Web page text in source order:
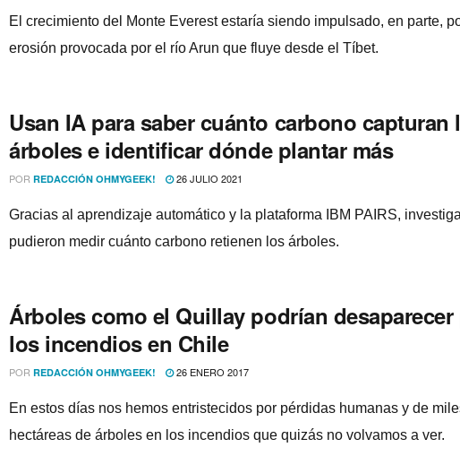
El crecimiento del Monte Everest estaría siendo impulsado, en parte,
erosión provocada por el río Arun que fluye desde el Tíbet.
Usan IA para saber cuánto carbono capturan
árboles e identificar dónde plantar más
POR REDACCIÓN OHMYGEEK! 26 JULIO 2021
Gracias al aprendizaje automático y la plataforma IBM PAIRS,
pudieron medir cuánto carbono retienen los árboles.
Árboles como el Quillay podrí­an
los incendios en Chile
POR REDACCIÓN OHMYGEEK! 26 ENERO 2017
En estos dí­as nos hemos entristecidos por pérdidas humanas y de
hectáreas de árboles en los incendios que quizás no volvamos a ver.